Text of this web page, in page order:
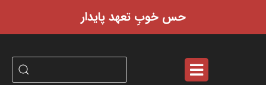
حس خوبِ تعهد پایدار